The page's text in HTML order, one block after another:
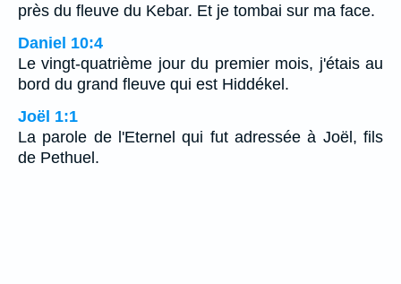
près du fleuve du Kebar. Et je tombai sur ma face.
Daniel 10:4
Le vingt-quatrième jour du premier mois, j'étais au
bord du grand fleuve qui est Hiddékel.
Joël 1:1
La parole de l'Eternel qui fut adressée à Joël, fils
de Pethuel.